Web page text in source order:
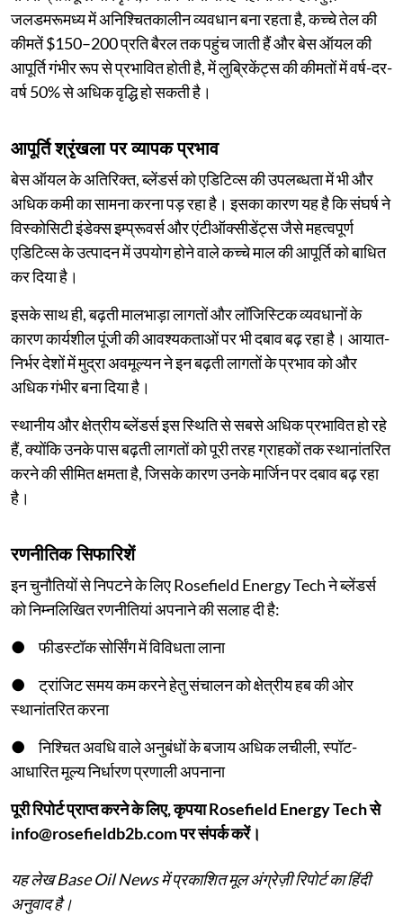
जलडमरूमध्य में अनिश्चितकालीन व्यवधान बना रहता है, कच्चे तेल की
कीमतें $150–200 प्रति बैरल तक पहुंच जाती हैं और बेस ऑयल की
आपूर्ति गंभीर रूप से प्रभावित होती है, में लुब्रिकेंट्स की कीमतों में वर्ष-दर-
वर्ष 50% से अधिक वृद्धि हो सकती है।
आपूर्ति श्रृंखला पर व्यापक प्रभाव
बेस ऑयल के अतिरिक्त, ब्लेंडर्स को एडिटिव्स की उपलब्धता में भी और
अधिक कमी का सामना करना पड़ रहा है। इसका कारण यह है कि संघर्ष ने
विस्कोसिटी इंडेक्स इम्प्रूवर्स और एंटीऑक्सीडेंट्स जैसे महत्वपूर्ण
एडिटिव्स के उत्पादन में उपयोग होने वाले कच्चे माल की आपूर्ति को बाधित
कर दिया है।
इसके साथ ही, बढ़ती मालभाड़ा लागतों और लॉजिस्टिक व्यवधानों के
कारण कार्यशील पूंजी की आवश्यकताओं पर भी दबाव बढ़ रहा है। आयात-
निर्भर देशों में मुद्रा अवमूल्यन ने इन बढ़ती लागतों के प्रभाव को और
अधिक गंभीर बना दिया है।
स्थानीय और क्षेत्रीय ब्लेंडर्स इस स्थिति से सबसे अधिक प्रभावित हो रहे
हैं, क्योंकि उनके पास बढ़ती लागतों को पूरी तरह ग्राहकों तक स्थानांतरित
करने की सीमित क्षमता है, जिसके कारण उनके मार्जिन पर दबाव बढ़ रहा
है।
रणनीतिक सिफारिशें
इन चुनौतियों से निपटने के लिए Rosefield Energy Tech ने ब्लेंडर्स
को निम्नलिखित रणनीतियां अपनाने की सलाह दी है:
● फीडस्टॉक सोर्सिंग में विविधता लाना
● ट्रांजिट समय कम करने हेतु संचालन को क्षेत्रीय हब की ओर
स्थानांतरित करना
● निश्चित अवधि वाले अनुबंधों के बजाय अधिक लचीली, स्पॉट-
आधारित मूल्य निर्धारण प्रणाली अपनाना
पूरी रिपोर्ट प्राप्त करने के लिए, कृपया Rosefield Energy Tech से
info@rosefieldb2b.com पर संपर्क करें।
यह लेख Base Oil News में प्रकाशित मूल अंग्रेज़ी रिपोर्ट का हिंदी
अनुवाद है।